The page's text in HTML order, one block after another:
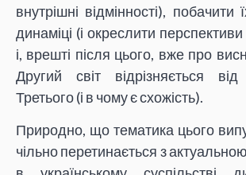
внутрішні відмінності), побачити
динаміці (і окреслити перспективи
і, врешті після цього, вже про
Другий світ відрізняється
Третього (і в чому є схожість).
Природно, що тематика цього
чільно перетинається з